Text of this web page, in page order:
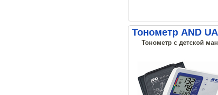
Тонометр AND
Тонометр с детской